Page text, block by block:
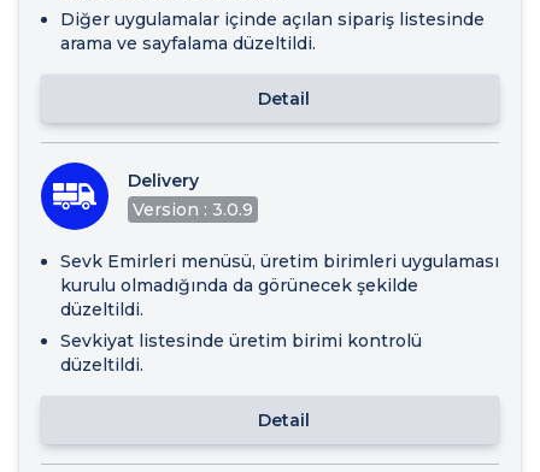
Diğer uygulamalar içinde açılan sipariş listesinde
arama ve sayfalama düzeltildi.
Detail
Delivery
Version : 3.0.9
Sevk Emirleri menüsü, üretim birimleri uygulaması
kurulu olmadığında da görünecek şekilde
düzeltildi.
Sevkiyat listesinde üretim birimi kontrolü
düzeltildi.
Detail